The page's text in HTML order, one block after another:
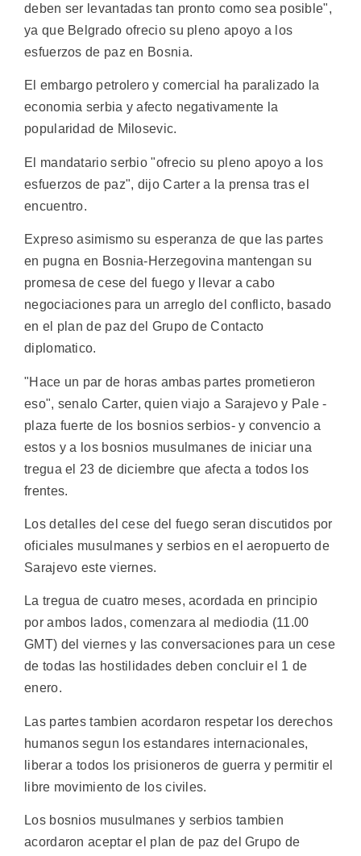
deben ser levantadas tan pronto como sea posible",
ya que Belgrado ofrecio su pleno apoyo a los
esfuerzos de paz en Bosnia.
El embargo petrolero y comercial ha paralizado la
economia serbia y afecto negativamente la
popularidad de Milosevic.
El mandatario serbio "ofrecio su pleno apoyo a los
esfuerzos de paz", dijo Carter a la prensa tras el
encuentro.
Expreso asimismo su esperanza de que las partes
en pugna en Bosnia-Herzegovina mantengan su
promesa de cese del fuego y llevar a cabo
negociaciones para un arreglo del conflicto, basado
en el plan de paz del Grupo de Contacto
diplomatico.
"Hace un par de horas ambas partes prometieron
eso", senalo Carter, quien viajo a Sarajevo y Pale -
plaza fuerte de los bosnios serbios- y convencio a
estos y a los bosnios musulmanes de iniciar una
tregua el 23 de diciembre que afecta a todos los
frentes.
Los detalles del cese del fuego seran discutidos por
oficiales musulmanes y serbios en el aeropuerto de
Sarajevo este viernes.
La tregua de cuatro meses, acordada en principio
por ambos lados, comenzara al mediodia (11.00
GMT) del viernes y las conversaciones para un cese
de todas las hostilidades deben concluir el 1 de
enero.
Las partes tambien acordaron respetar los derechos
humanos segun los estandares internacionales,
liberar a todos los prisioneros de guerra y permitir el
libre movimiento de los civiles.
Los bosnios musulmanes y serbios tambien
acordaron aceptar el plan de paz del Grupo de